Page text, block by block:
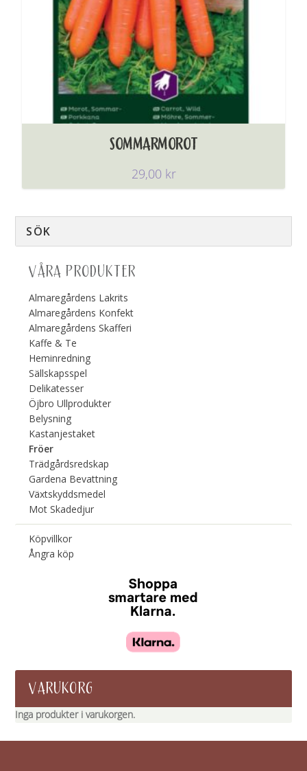
SOMMARMOROT
29,00 kr
VÅRA PRODUKTER
Almaregårdens Lakrits
Almaregårdens Konfekt
Almaregårdens Skafferi
Kaffe & Te
Heminredning
Sällskapsspel
Delikatesser
Öjbro Ullprodukter
Belysning
Kastanjestaket
Fröer
Trädgårdsredskap
Gardena Bevattning
Växtskyddsmedel
Mot Skadedjur
Köpvillkor
Ångra köp
VARUKORG
Inga produkter i varukorgen.